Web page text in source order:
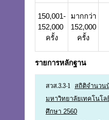
150,001-
152,000
ครั้ง
มากกว่า
152,000
ครั้ง
รายการหลักฐาน
สวส.3.3-1 สถิติจำนวน
มหาวิทยาลัยเทคโนโ
ศึกษา 2560